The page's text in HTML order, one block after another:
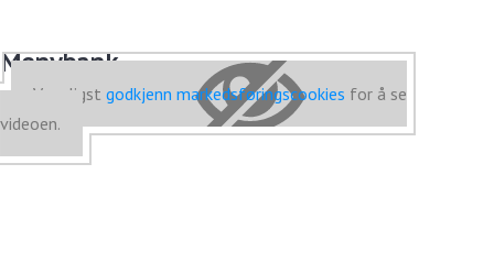
Menybank
Vennligst godkjenn markedsføringscookies for å se
videoen.